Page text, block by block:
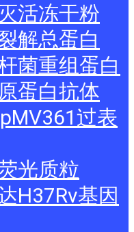
活冻干粉
解总蛋白
菌重组蛋白
蛋白抗体
过表
光质粒
H37Rv基因